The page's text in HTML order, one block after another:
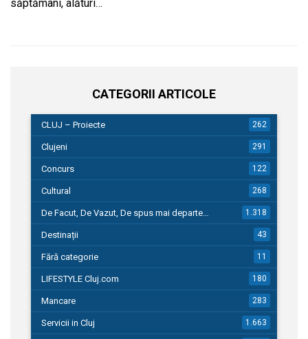
săptămâni, alături…
CATEGORII ARTICOLE
CLUJ – Proiecte 262
Clujeni 291
Concurs 122
Cultural 268
De Facut, De Vazut, De spus mai departe… 1.318
Destinații 43
Fără categorie 11
LIFESTYLE Cluj.com 180
Mancare 283
Servicii in Cluj 1.663